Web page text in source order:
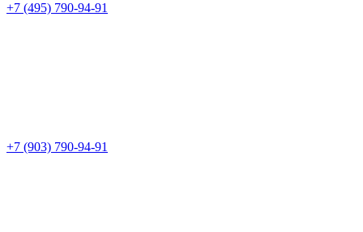
+7 (495) 790-94-91
+7 (903) 790-94-91